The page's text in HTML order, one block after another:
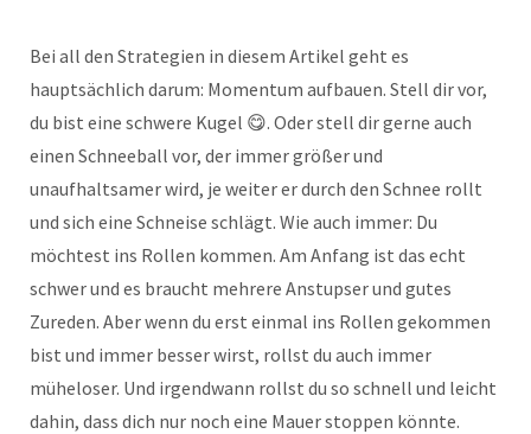
Bei all den Strategien in diesem Artikel geht es
hauptsächlich darum: Momentum aufbauen. Stell dir vor,
du bist eine schwere Kugel 😋. Oder stell dir gerne auch
einen Schneeball vor, der immer größer und
unaufhaltsamer wird, je weiter er durch den Schnee rollt
und sich eine Schneise schlägt. Wie auch immer: Du
möchtest ins Rollen kommen. Am Anfang ist das echt
schwer und es braucht mehrere Anstupser und gutes
Zureden. Aber wenn du erst einmal ins Rollen gekommen
bist und immer besser wirst, rollst du auch immer
müheloser. Und irgendwann rollst du so schnell und leicht
dahin, dass dich nur noch eine Mauer stoppen könnte.